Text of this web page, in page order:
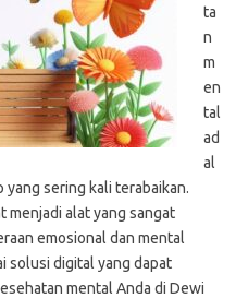
ta
n
m
en
tal
ad
al
sering kali terabaikan.
menjadi alat yang sangat
emosional dan mental
solusi digital yang dapat
mental Anda di Dewi